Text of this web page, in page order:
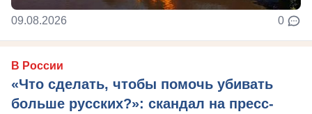
09.08.2026 0
В России
«Что сделать, чтобы помочь убивать
больше русских?»: скандал на пресс-